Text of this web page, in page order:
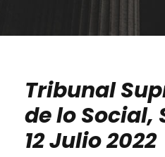
Tribunal
de lo Social,
12 Julio 2022